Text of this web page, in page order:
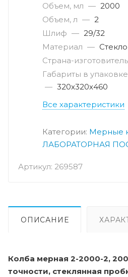
Артикул: 269587
Объем, мл — 2000
Объем, л — 2
Шлиф — 29/32
Материал — Стекло
Страна-изготовитель
Габариты в
— 320х320х460
Все характеристики
Категории: Мерные
ЛАБОРАТОРНАЯ
ОПИСАНИЕ
Колба мерная 2-2000-2,
точности, стеклянная